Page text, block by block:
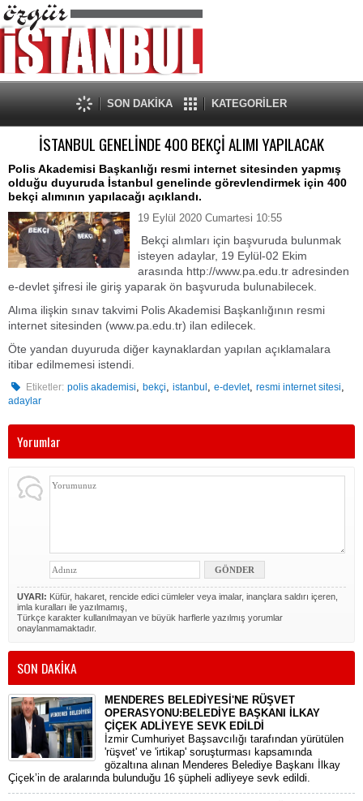
SON DAKİKA KATEGORİLER
İSTANBUL GENELİNDE 400 BEKÇİ ALIMI YAPILACAK
Polis Akademisi Başkanlığı resmi internet sitesinden yapmış
olduğu duyuruda İstanbul genelinde görevlendirmek için 400
bekçi alımının yapılacağı açıklandı.
19 Eylül 2020 Cumartesi 10:55
Bekçi alımları için başvuruda bulunmak
isteyen adaylar, 19 Eylül-02 Ekim
arasında http://www.pa.edu.tr adresinden
e-devlet şifresi ile giriş yaparak ön başvuruda bulunabilecek.
Alıma ilişkin sınav takvimi Polis Akademisi Başkanlığının resmi
internet sitesinden (www.pa.edu.tr) ilan edilecek.
Öte yandan duyuruda diğer kaynaklardan yapılan açıklamalara
itibar edilmemesi istendi.
Etiketler: polis akademisi,bekçi,istanbul ,e-devlet,resmi internet sitesi,
adaylar
Yorumlar
UYARI: Küfür, hakaret, rencide edici cümleler veya imalar, inançlara saldırı içeren,
imla kuralları ile yazılmamış,
Türkçe karakter kullanılmayan ve büyük harflerle yazılmış yorumlar
onaylanmamaktadır.
SON DAKİKA
MENDERES BELEDİYESİ'NE RÜŞVET
OPERASYONU:BELEDİYE BAŞKANI İLKAY
ÇİÇEK ADLİYEYE SEVK EDİLDİ
​İzmir Cumhuriyet Başsavcılığı tarafından yürütülen
'rüşvet' ve 'irtikap' soruşturması kapsamında
gözaltına alınan Menderes Belediye Başkanı İlkay
Çiçek’in de aralarında bulunduğu 16 şüpheli adliyeye sevk edildi.